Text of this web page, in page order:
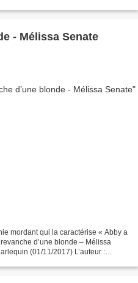
La revanche d’une blonde - Mélissa Senate
mordant qui la caractérise « Abby a
d’une blonde – Mélissa
(01/11/2017) L’auteur :